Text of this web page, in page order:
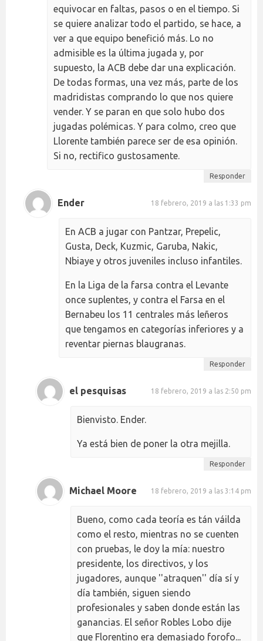
equivocar en faltas, pasos o en el tiempo. Si
se quiere analizar todo el partido, se hace, a
ver a que equipo benefició más. Lo no
admisible es la última jugada y, por
supuesto, la ACB debe dar una explicación.
De todas formas, una vez más, parte de los
madridistas comprando lo que nos quiere
vender. Y se paran en que solo hubo dos
jugadas polémicas. Y para colmo, creo que
Llorente también parece ser de esa opinión.
Si no, rectifico gustosamente.
Responder
Ender 18 febrero, 2019 a las 1:33 pm
En ACB a jugar con Pantzar, Prepelic,
Gusta, Deck, Kuzmic, Garuba, Nakic,
Nbiaye y otros juveniles incluso infantiles.
En la Liga de la farsa contra el Levante
once suplentes, y contra el Farsa en el
Bernabeu los 11 centrales más leñeros
que tengamos en categorías inferiores y a
reventar piernas blaugranas.
Responder
el pesquisas 18 febrero, 2019 a las 2:50 pm
Bienvisto. Ender.
Ya está bien de poner la otra mejilla.
Responder
Michael Moore 18 febrero, 2019 a las 3:14 pm
Bueno, como cada teoría es tán váilda
como el resto, mientras no se cuenten
con pruebas, le doy la mía: nuestro
presidente, los directivos, y los
jugadores, aunque ''atraquen'' día sí y
día también, siguen siendo
profesionales y saben donde están las
ganancias. El señor Robles Lobo dije
que Florentino era demasiado forofo...